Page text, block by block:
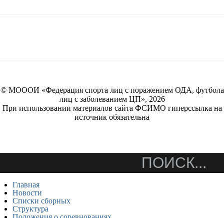
© МОООИ «Федерация спорта лиц с поражением ОДА, футбола
лиц с заболеванием ЦП», 2026
При использовании материалов сайта ФСИМО гиперссылка на
источник обязательна
Главная
Новости
Списки сборных
Структура